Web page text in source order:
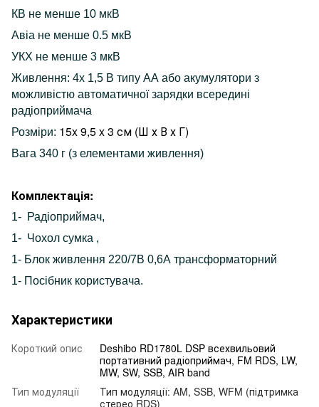
КВ не менше 10 мкВ
Авіа не менше 0.5 мкВ
УКХ не менше 3 мкВ
Живлення: 4х 1,5 В типу АА або акумулятори з
можливістю автоматичної зарядки всередині
радіоприймача
Розміри: 15x 9,5 x 3 см (Ш х В х Г)
Вага 340 г (з елементами живлення)
Комплектація:
1- Радіоприймач,
1- Чохол сумка ,
1- Блок живлення 220/7В 0,6А трансформаторний
1- Посібник користувача.
Характеристики
Короткий опис
Deshibo RD1780L DSP всехвильовий
портативний радіоприймач, FM RDS, LW,
MW, SW, SSB, AIR band
Тип модуляції
Тип модуляції: AM, SSB, WFM (підтримка
стерео RDS)